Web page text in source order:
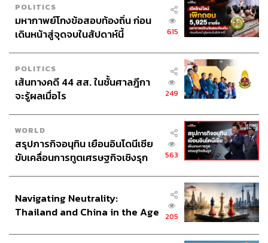
POLITICS
มหากาพย์โกงข้อสอบท้องถิ่น ก่อน
เดินหน้าสู่จุดจบในสัปดาห์นี้
615
POLITICS
เส้นทางคดี 44 สส. ในชั้นศาลฎีกา
จะรู้ผลเมื่อไร
249
WORLD
สรุปภารกิจอนุทิน เยือนอินโดนีเซีย
ขับเคลื่อนการทูตเศรษฐกิจเชิงรุก
563
Navigating Neutrality:
Thailand and China in the Age
205